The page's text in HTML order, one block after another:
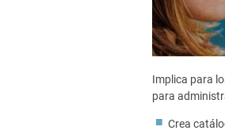
Implica para
para
Crea